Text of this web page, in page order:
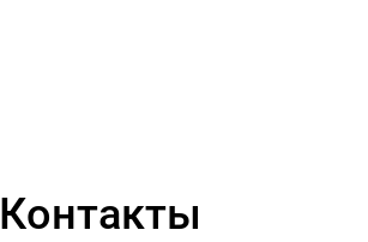
Контакты